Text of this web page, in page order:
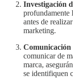
Investigación
profundamente
antes de
marketing.
Comunicación
comunicar de
marca,
se identifiquen